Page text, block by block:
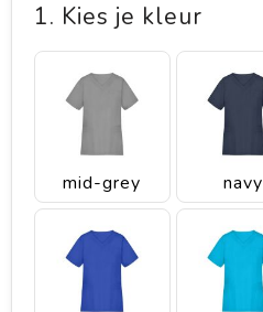
1. Kies je kleur
mid-grey navy